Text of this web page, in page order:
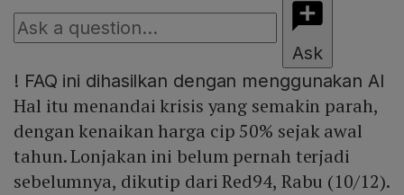
Ask
! FAQ ini dihasilkan dengan menggunakan AI
Hal itu menandai krisis yang semakin parah,
dengan kenaikan harga cip 50% sejak awal
tahun. Lonjakan ini belum pernah terjadi
sebelumnya, dikutip dari Red94, Rabu (10/12).